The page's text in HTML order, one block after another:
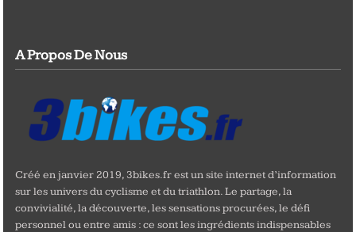
A Propos De Nous
Créé en janvier 2019, 3bikes.fr est un site internet d’information
sur les univers du cyclisme et du triathlon. Le partage, la
convivialité, la découverte, les sensations procurées, le défi
personnel ou entre amis : ce sont les ingrédients indispensables